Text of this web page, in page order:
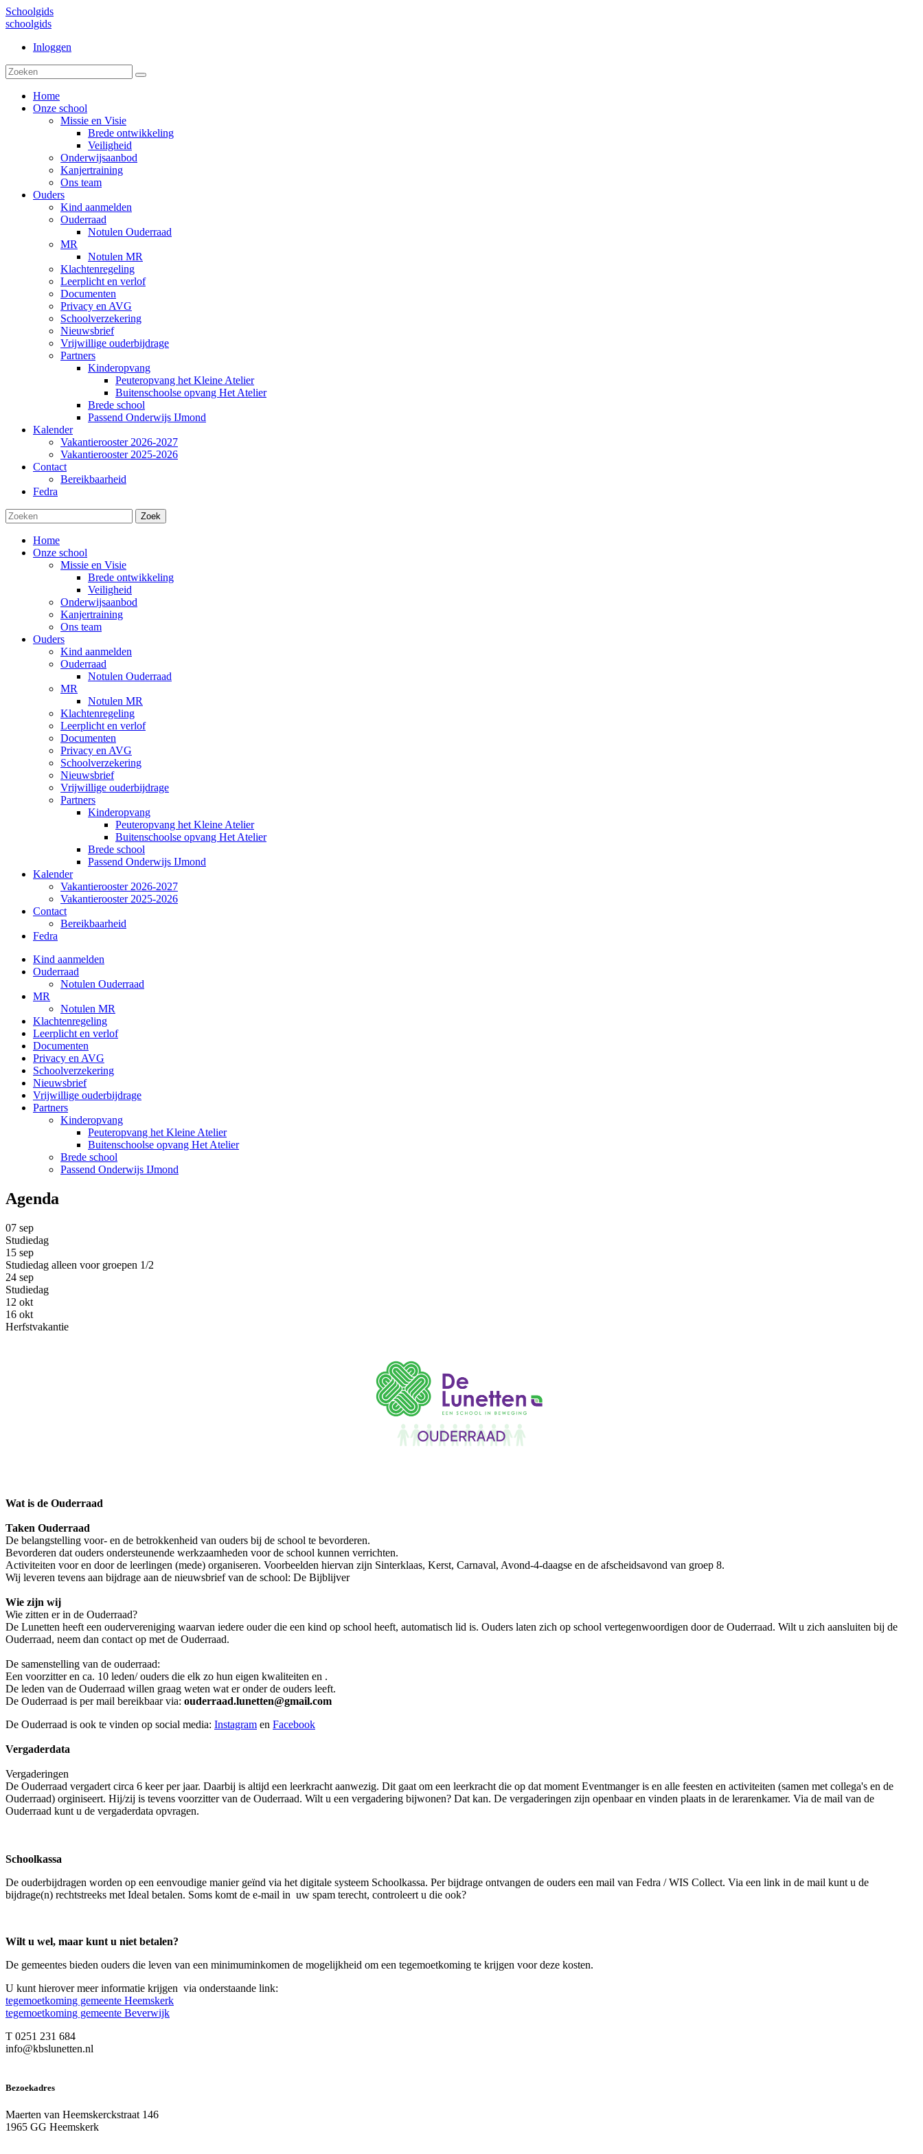
Schoolgids
schoolgids
Inloggen
Home
Onze school
Missie en Visie
Brede ontwikkeling
Veiligheid
Onderwijsaanbod
Kanjertraining
Ons team
Ouders
Kind aanmelden
Ouderraad
Notulen Ouderraad
MR
Notulen MR
Klachtenregeling
Leerplicht en verlof
Documenten
Privacy en AVG
Schoolverzekering
Nieuwsbrief
Vrijwillige ouderbijdrage
Partners
Kinderopvang
Peuteropvang het Kleine Atelier
Buitenschoolse opvang Het Atelier
Brede school
Passend Onderwijs IJmond
Kalender
Vakantierooster 2026-2027
Vakantierooster 2025-2026
Contact
Bereikbaarheid
Fedra
Zoek
Home
Onze school
Missie en Visie
Brede ontwikkeling
Veiligheid
Onderwijsaanbod
Kanjertraining
Ons team
Ouders
Kind aanmelden
Ouderraad
Notulen Ouderraad
MR
Notulen MR
Klachtenregeling
Leerplicht en verlof
Documenten
Privacy en AVG
Schoolverzekering
Nieuwsbrief
Vrijwillige ouderbijdrage
Partners
Kinderopvang
Peuteropvang het Kleine Atelier
Buitenschoolse opvang Het Atelier
Brede school
Passend Onderwijs IJmond
Kalender
Vakantierooster 2026-2027
Vakantierooster 2025-2026
Contact
Bereikbaarheid
Fedra
Kind aanmelden
Ouderraad
Notulen Ouderraad
MR
Notulen MR
Klachtenregeling
Leerplicht en verlof
Documenten
Privacy en AVG
Schoolverzekering
Nieuwsbrief
Vrijwillige ouderbijdrage
Partners
Kinderopvang
Peuteropvang het Kleine Atelier
Buitenschoolse opvang Het Atelier
Brede school
Passend Onderwijs IJmond
Agenda
07 sep
Studiedag
15 sep
Studiedag alleen voor groepen 1/2
24 sep
Studiedag
12 okt
16 okt
Herfstvakantie
Wat is de Ouderraad
Taken Ouderraad
De belangstelling voor- en de betrokkenheid van ouders bij de school te bevorderen.
Bevorderen dat ouders ondersteunende werkzaamheden voor de school kunnen verrichten.
Activiteiten voor en door de leerlingen (mede) organiseren. Voorbeelden hiervan zijn Sinterklaas, Kerst, Carnaval, Avond-4-daagse en de afscheidsavond van groep 8.
Wij leveren tevens aan bijdrage aan de nieuwsbrief van de school: De Bijblijver
Wie zijn wij
Wie zitten er in de Ouderraad?
De Lunetten heeft een oudervereniging waarvan iedere ouder die een kind op school heeft, automatisch lid is. Ouders laten zich op school vertegenwoordigen door de Ouderraad. Wilt u zich aansluiten bij de
Ouderraad, neem dan contact op met de Ouderraad.
De samenstelling van de ouderraad:
Een voorzitter en ca. 10 leden/ ouders die elk zo hun eigen kwaliteiten en .
De leden van de Ouderraad willen graag weten wat er onder de ouders leeft.
De Ouderraad is per mail bereikbaar via: ouderraad.lunetten@gmail.com
De Ouderraad is ook te vinden op social media: Instagram en Facebook
Vergaderdata
Vergaderingen
De Ouderraad vergadert circa 6 keer per jaar. Daarbij is altijd een leerkracht aanwezig. Dit gaat om een leerkracht die op dat moment Eventmanger is en alle feesten en activiteiten (samen met collega's en de
Ouderraad) orginiseert. Hij/zij is tevens voorzitter van de Ouderraad. Wilt u een vergadering bijwonen? Dat kan. De vergaderingen zijn openbaar en vinden plaats in de lerarenkamer. Via de mail van de
Ouderraad kunt u de vergaderdata opvragen.
Schoolkassa
De ouderbijdragen worden op een eenvoudige manier geïnd via het digitale systeem Schoolkassa. Per bijdrage ontvangen de ouders een mail van Fedra / WIS Collect. Via een link in de mail kunt u de
bijdrage(n) rechtstreeks met Ideal betalen. Soms komt de e-mail in uw spam terecht, controleert u die ook?
Wilt u wel, maar kunt u niet betalen?
De gemeentes bieden ouders die leven van een minimuminkomen de mogelijkheid om een tegemoetkoming te krijgen voor deze kosten.
U kunt hierover meer informatie krijgen via onderstaande link:
tegemoetkoming gemeente Heemskerk
tegemoetkoming gemeente Beverwijk
T 0251 231 684
info@kbslunetten.nl
Bezoekadres
Maerten van Heemskerckstraat 146
1965 GG Heemskerk